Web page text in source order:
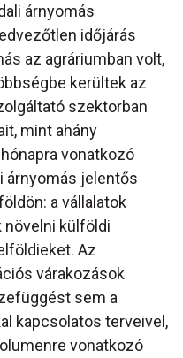
árnyomás
időjárás
az agráriumban volt,
kerültek az
szektorban
mint ahány
vonatkozó
árnyomás jelentős
a vállalatok
növelni külföldi
Az
várakozások
sem a
kapcsolatos terveivel,
vonatkozó